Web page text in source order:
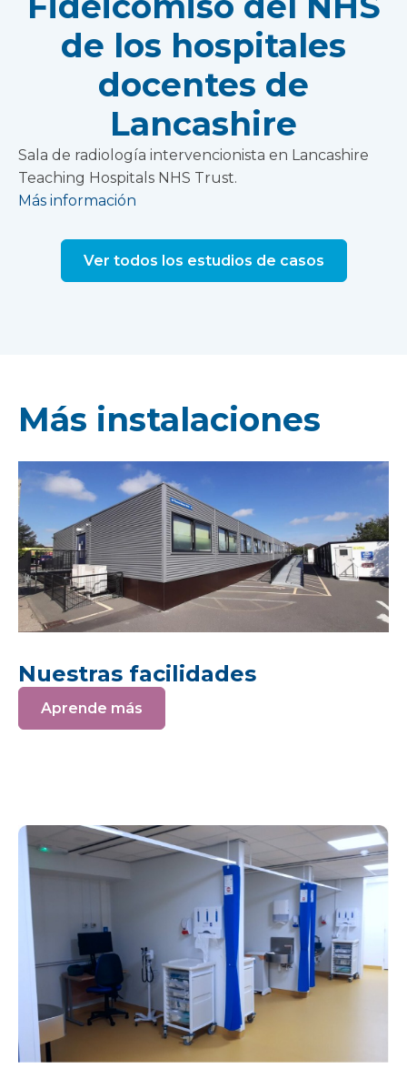
de los hospitales
docentes de
Lancashire
Sala de radiología intervencionista en Lancashire
Teaching Hospitals NHS Trust.
Más información
Ver todos los estudios de casos
Más instalaciones
Nuestras facilidades
Aprende más